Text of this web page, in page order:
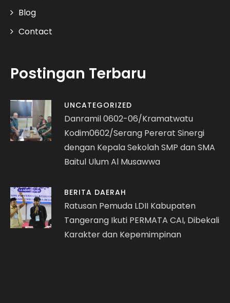
Blog
Contact
Postingan Terbaru
UNCATEGORIZED
Danramil 0602-06/Kramatwatu
Kodim0602/Serang Pererat Sinergi
dengan Kepala Sekolah SMP dan SMA
Baitul Ulum Al Musawwa
BERITA DAERAH
Ratusan Pemuda LDII Kabupaten
Tangerang Ikuti PERMATA CAI, Dibekali
Karakter dan Kepemimpinan